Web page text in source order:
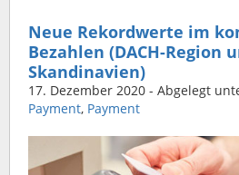
Neue Rekordwerte im
Bezahlen (DACH-Region
Skandinavien)
17. Dezember 2020 - Abgelegt
Payment, Payment